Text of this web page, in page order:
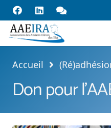
Accueil
Don pour